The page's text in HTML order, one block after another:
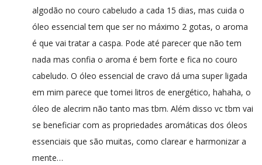
algodão no couro cabeludo a cada 15 dias, mas cuida o
óleo essencial tem que ser no máximo 2 gotas, o aroma
é que vai tratar a caspa. Pode até parecer que não tem
nada mas confia o aroma é bem forte e fica no couro
cabeludo. O óleo essencial de cravo dá uma super ligada
em mim parece que tomei litros de energético, hahaha, o
óleo de alecrim não tanto mas tbm. Além disso vc tbm vai
se beneficiar com as propriedades aromáticas dos óleos
essenciais que são muitas, como clarear e harmonizar a
mente…